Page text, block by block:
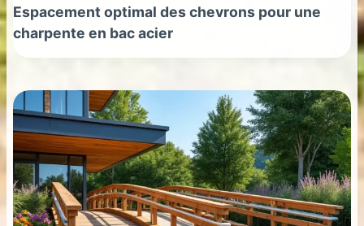
Espacement optimal des chevrons pour une
charpente en bac acier